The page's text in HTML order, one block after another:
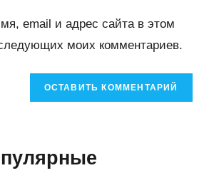
email и адрес сайта в этом
моих комментариев.